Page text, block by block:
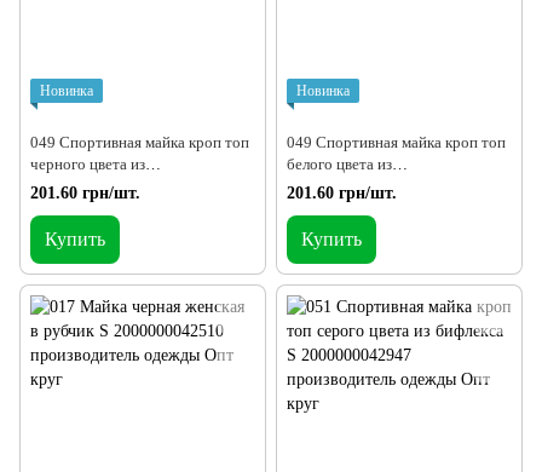
Новинка
049 Спортивная майка кроп топ
черного цвета из
перфорированной ткани
CoolMax S
201.60 грн/шт.
Купить
Новинка
049 Спортивная майка кроп топ
белого цвета из
перфорированной ткани
CoolMax S
201.60 грн/шт.
Купить